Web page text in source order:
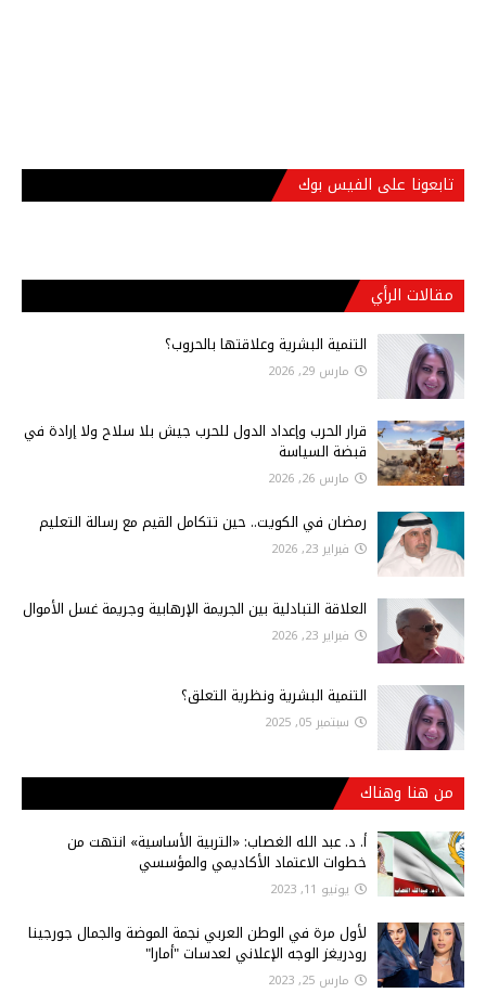
تابعونا على الفيس بوك
مقالات الرأي
التنمية البشرية وعلاقتها بالحروب؟
مارس 29, 2026
قرار الحرب وإعداد الدول للحرب جيش بلا سلاح ولا إرادة في
قبضة السياسة
مارس 26, 2026
رمضان في الكويت.. حين تتكامل القيم مع رسالة التعليم
فبراير 23, 2026
العلاقة التبادلية بين الجريمة الإرهابية وجريمة غسل الأموال
فبراير 23, 2026
التنمية البشرية ونظرية التعلق؟
سبتمبر 05, 2025
من هنا وهناك
أ‌. د. عبد الله الغصاب: «التربية الأساسية» انتهت من
خطوات الاعتماد الأكاديمي والمؤسسي
يونيو 11, 2023
لأول مرة في الوطن العربي نجمة الموضة والجمال جورجينا
رودريغز الوجه الإعلاني لعدسات "أمارا"
مارس 25, 2023